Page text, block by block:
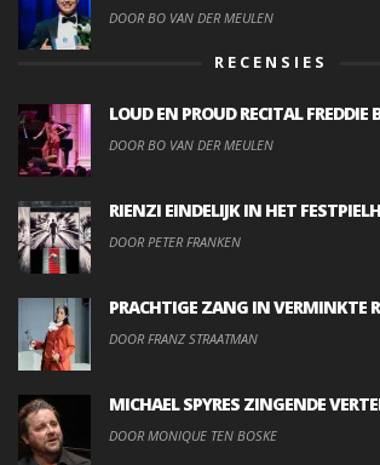
DOOR BO VAN DER MEULEN
RECENSIES
LOUD EN PROUD RECITAL FREDDIE
DOOR BO VAN DER MEULEN
RIENZI EINDELIJK IN HET
DOOR PETER FRANKEN
PRACHTIGE ZANG IN VERMINKTE
DOOR FRANZ STRAATMAN
MICHAEL SPYRES ZINGENDE
DOOR MONIQUE TEN BOSKE